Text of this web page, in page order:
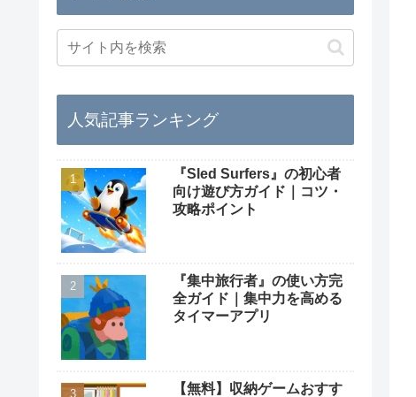
人気記事ランキング
『Sled Surfers』の初心者
向け遊び方ガイド｜コツ・
攻略ポイント
『集中旅行者』の使い方完
全ガイド｜集中力を高める
タイマーアプリ
【無料】収納ゲームおすす